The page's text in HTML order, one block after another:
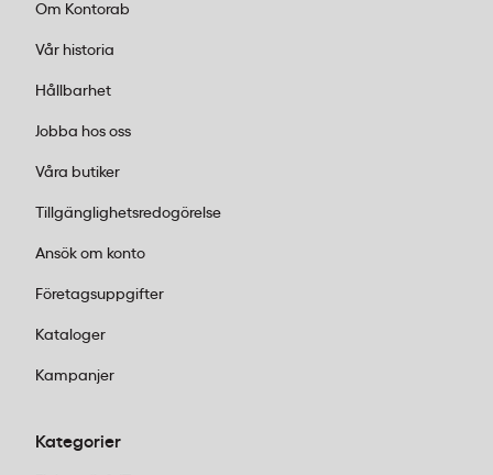
Om Kontorab
Vår historia
Hållbarhet
Jobba hos oss
Våra butiker
Tillgänglighetsredogörelse
Ansök om konto
Företagsuppgifter
Kataloger
Kampanjer
Kategorier